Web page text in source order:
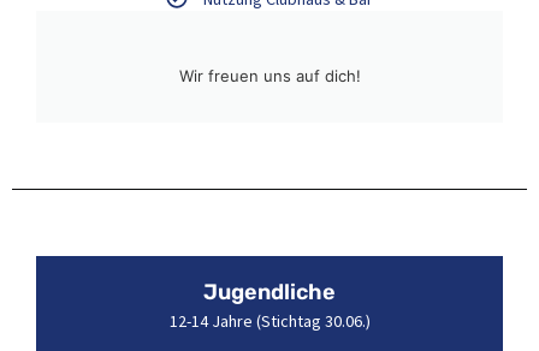
Wir freuen uns auf dich!
Jugendliche
12-14 Jahre (Stichtag 30.06.)